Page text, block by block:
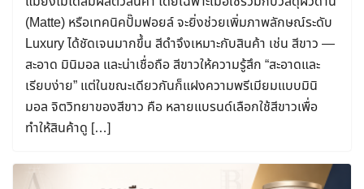
(Matte) หรือเทคนิคปั๊มฟอยล์ จะยิ่งช่วยเพิ่มภาพลักษณ์ระดับ
Luxury ได้ชัดเจนมากขึ้น สีดำจึงเหมาะกับสินค้า เช่น สีขาว —
สะอาด มินิมอล และน่าเชื่อถือ สีขาวให้ความรู้สึก “สะอาดและ
เรียบง่าย” แต่ในขณะเดียวกันก็แฝงความพรีเมียมแบบมินิ
มอล จิตวิทยาของสีขาว คือ หลายแบรนด์เลือกใช้สีขาวเพื่อ
ทำให้สินค้าดู […]